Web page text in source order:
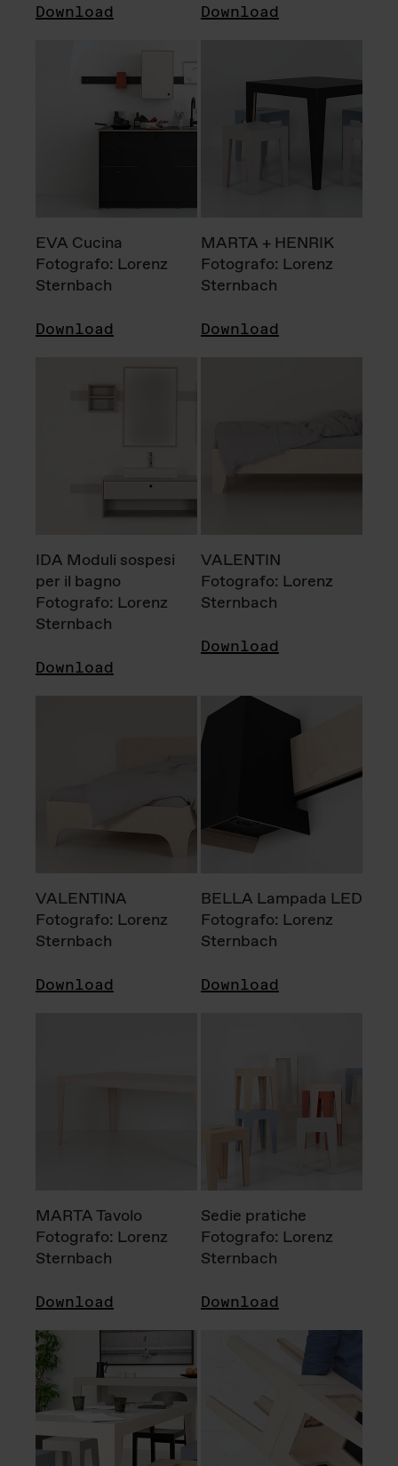
Download Download
EVA Cucina
Fotografo: Lorenz
Sternbach
Download
MARTA + HENRIK
Fotografo: Lorenz
Sternbach
Download
IDA Moduli sospesi
per il bagno
Fotografo: Lorenz
Sternbach
Download
VALENTIN
Fotografo: Lorenz
Sternbach
Download
VALENTINA
Fotografo: Lorenz
Sternbach
Download
BELLA Lampada LED
Fotografo: Lorenz
Sternbach
Download
MARTA Tavolo
Fotografo: Lorenz
Sternbach
Download
Sedie pratiche
Fotografo: Lorenz
Sternbach
Download